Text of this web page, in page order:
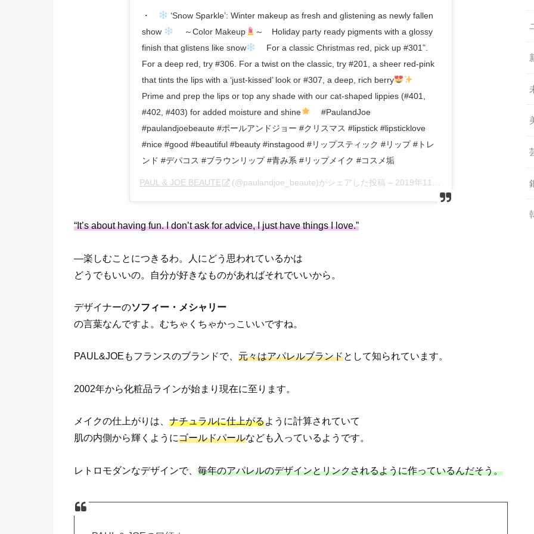
・⠀
‘Snow Sparkle’: Winter makeup as fresh and glistening as newly fallen
show
⠀ ～Color Makeup
～⠀ Holiday party ready pigments with a glossy
finish that glistens like snow
⠀ For a classic Christmas red, pick up #301”.
For a deep red, try #306. For a twist on the classic, try #201, a sheer red-pink
that tints the lips with a ‘just-kissed’ look or #307, a deep, rich berry
Prime and prep the lips or top any shade with our cat-shaped lippies (#401,
#402, #403) for added moisture and shine
⠀ #PaulandJoe
#paulandjoebeaute #ポールアンドジョー #クリスマス #lipstick #lipsticklove
#nice #good #beautiful #beauty #instagood #リップスティック #リップ #トレ
ンド #デパコス #ブラウンリップ #青み系 #リップメイク #コスメ垢
PAUL & JOE BEAUTE (@paulandjoe_beaute)がシェアした投稿 – 2019年11月月28日午前1時00分PST
“It’s about having fun. I don’t ask for advice, I just have things I love.”
—楽しむことにつきるわ。人にどう思われているかは
どうでもいいの。自分が好きなものがあればそれでいいから。
デザイナーのソフィー・メシャリー
の言葉なんですよ。むちゃくちゃかっこいいですね。
PAUL&JOEもフランスのブランドで、 元々はアパレルブランドとして知られています。
2002年から化粧品ラインが始まり現在に至ります。
メイクの仕上がりは、 ナチュラルに仕上がるように計算されていて
肌の内側から輝くようにゴールドパールなども入っているようです。
レトロモダンなデザインで、 毎年のアパレルのデザインとリンクされるように作っているんだそう。